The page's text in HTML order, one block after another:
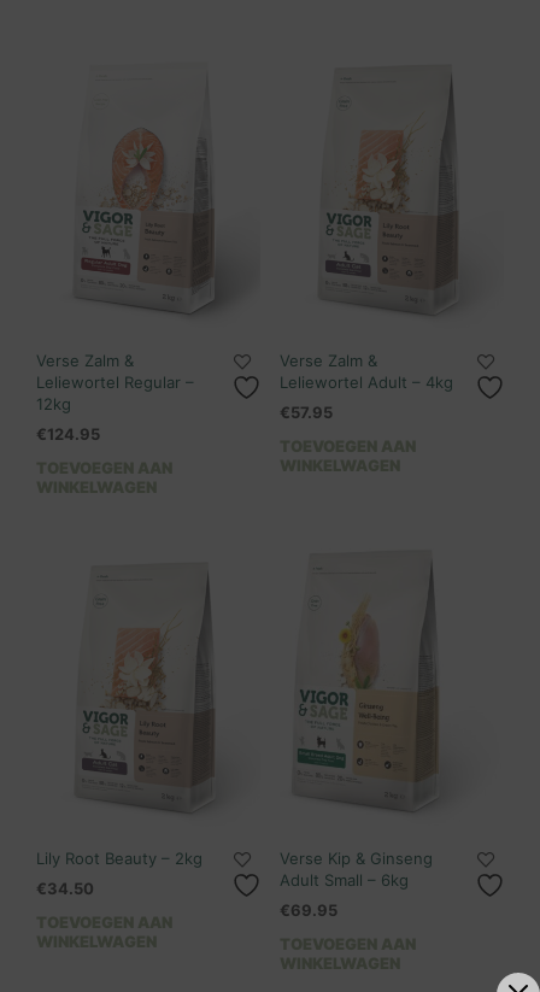
Verse Zalm &
Leliewortel Regular –
12kg
€124.95
TOEVOEGEN AAN
WINKELWAGEN
Verse Zalm &
Leliewortel Adult – 4kg
€57.95
TOEVOEGEN AAN
WINKELWAGEN
Lily Root Beauty – 2kg
€34.50
TOEVOEGEN AAN
WINKELWAGEN
Verse Kip & Ginseng
Adult Small – 6kg
€69.95
TOEVOEGEN AAN
WINKELWAGEN